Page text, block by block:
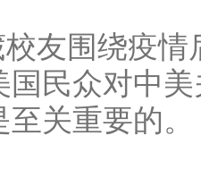
友围绕疫
国民众对中
关重要的。